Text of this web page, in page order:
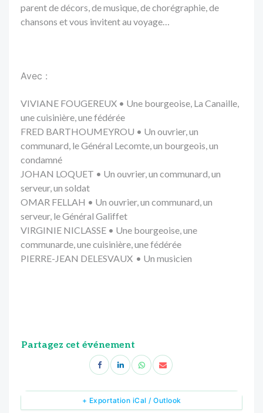
parent de décors, de musique, de chorégraphie, de
chansons et vous invitent au voyage…
Avec :
VIVIANE FOUGEREUX • Une bourgeoise, La Canaille,
une cuisinière, une fédérée
FRED BARTHOUMEYROU • Un ouvrier, un
communard, le Général Lecomte, un bourgeois, un
condamné
JOHAN LOQUET • Un ouvrier, un communard, un
serveur, un soldat
OMAR FELLAH • Un ouvrier, un communard, un
serveur, le Général Galiffet
VIRGINIE NICLASSE • Une bourgeoise, une
communarde, une cuisinière, une fédérée
PIERRE-JEAN DELESVAUX • Un musicien
Partagez cet événement
+ Exportation iCal / Outlook